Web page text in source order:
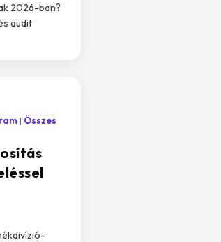
2026-ban?
audit
Összes